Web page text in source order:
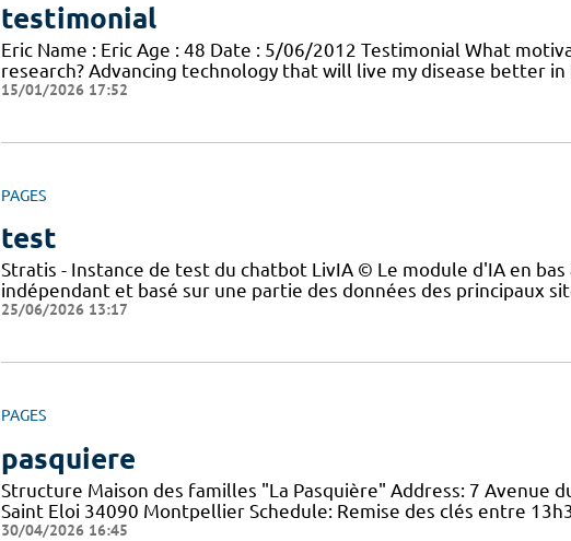
testimonial
Eric Name : Eric Age : 48 Date : 5/06/2012 Testimonial What
research? Advancing technology that will live my disease better
15/01/2026 17:52
PAGES
test
Stratis - Instance de test du chatbot LivIA © Le module d'IA en
indépendant et basé sur une partie des données des principaux
25/06/2026 13:17
PAGES
pasquiere
Structure Maison des familles "La Pasquière" Address: 7 Avenue
Saint Eloi 34090 Montpellier Schedule: Remise des clés entre
30/04/2026 16:45